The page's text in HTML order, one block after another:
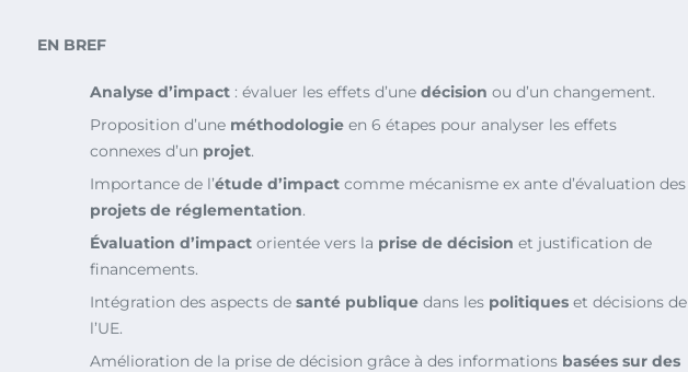
EN BREF
Analyse d’impact : évaluer les effets d’une décision ou d’un changement.
Proposition d’une méthodologie en 6 étapes pour analyser les effets
connexes d’un projet.
Importance de l’étude d’impact comme mécanisme ex ante d’évaluation des
projets de réglementation.
Évaluation d’impact orientée vers la prise de décision et justification de
financements.
Intégration des aspects de santé publique dans les politiques et décisions de
l’UE.
Amélioration de la prise de décision grâce à des informations basées sur des